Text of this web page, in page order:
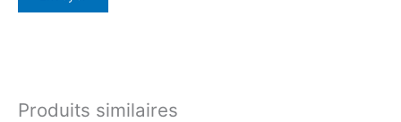
Produits similaires